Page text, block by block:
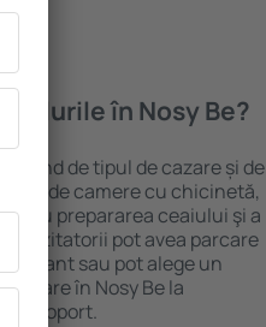
în Nosy Be?
de tipul de cazare și de
de camere cu chicinetă,
prepararea ceaiului şi a
Vizitatorii pot avea parcare
sau pot alege un
în Nosy Be la
aeroport.